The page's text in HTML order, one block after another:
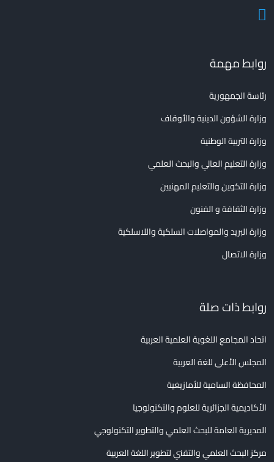
روابط مهمة
رئاسة الجمهورية
وزارة الشؤون الدينية والأوقاف
وزارة التربية الوطنية
وزارة التعليم العالي والبحث العلمي
وزارة التكوين والتعليم المهنيين
وزارة الثقافة و الفنون
وزارة البريد والمواصلات السلكية واللاسلكية
وزارة الاتصال
روابط ذات صلة
اتحاد المجامع اللغوية العلمية العربية
المجلس الأعلى للغة العربية
المحافظة السامية للأمازيغية
الأكاديمية الجزائرية للعلوم والتكنولوجيا
المديرية العامة للبحث العلمي والتطوير التكنولوجي
مركز البحث العلمي والتقني لتطوير اللغة العربية